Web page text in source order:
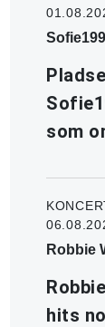
som
Robbie
hits